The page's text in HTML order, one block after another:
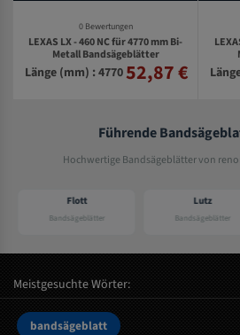
0 Bewertungen
LEXAS LX - 460 NC für 4770 mm Bi-
Metall Bandsägeblätter
Länge (mm) : 477052,87 €
Führende
Hochwertige Bandsägeblätter von
Flott
Bandsägeblätter
Lutz
Bandsägeblätter
Meistgesuchte Wörter:
bandsägeblatt